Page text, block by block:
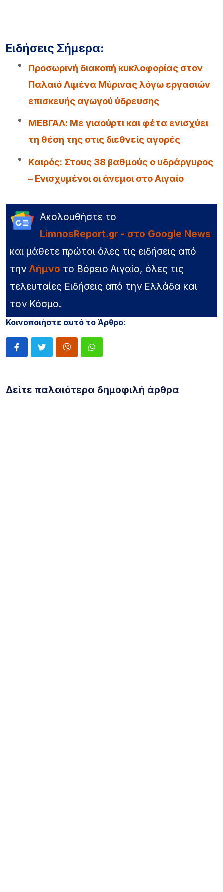
Ειδήσεις Σήμερα:
Προσωρινή διακοπή κυκλοφορίας στον
Παλαιό Λιμένα Μύρινας λόγω εργασιών
επισκευής αγωγού ύδρευσης
ΜΕΒΓΑΛ: Με γιαούρτι και φέτα ενισχύει
τη θέση της στις διεθνείς αγορές
Καιρός: Στους 38 βαθμούς ο υδράργυρος
– Ενισχυμένοι οι άνεμοι στο Αιγαίο
Ακολουθήστε το
LimnosReport.gr - στο Google News
και μάθετε πρώτοι όλες τις ειδήσεις από
την Λήμνο το Βόρειο Αιγαίο, όλες τις
τελευταίες Ειδήσεις από την Ελλάδα και
τον Κόσμο.
Κοινοποιήστε αυτό το Άρθρο:
Δείτε παλαιότερα δημοφιλή άρθρα